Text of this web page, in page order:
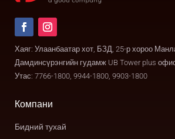
Хаяг: Улаанбаатар хот, БЗД, 25-р хороо
Дамдинсүрэнгийн гудамж UB Tower plus
Утас: 7766-1800, 9944-1800, 9903-1800
Компани
Бидний тухай